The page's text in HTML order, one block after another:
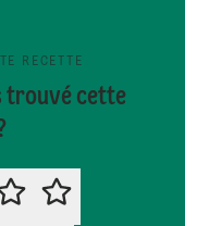
RECETTE
trouvé cette
DE NOTER CETTE RECETTE